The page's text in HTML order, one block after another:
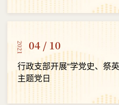
2021 04 / 10
行政支部开展“学党史、祭
主题党日